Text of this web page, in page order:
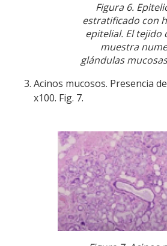
Figura 6.
estratificado con
epitelial. El tejido
muestra
glándulas
Acinos mucosos. Presencia
x100. Fig. 7.